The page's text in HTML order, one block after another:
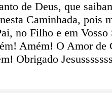
de Deus, que
Caminhada, pois
no Filho e em
Amém! O Amor de
Obrigado